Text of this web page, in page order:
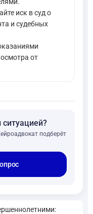
иск в суд о
и судебных
от
подберёт